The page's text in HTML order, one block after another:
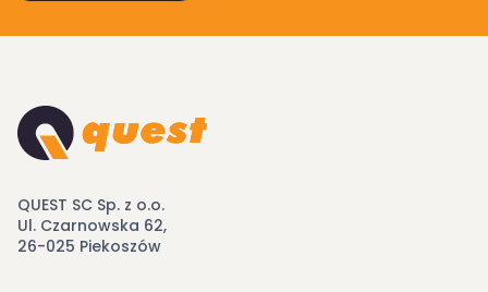
QUEST SC Sp. z o.o.
Ul. Czarnowska 62,
26-025 Piekoszów